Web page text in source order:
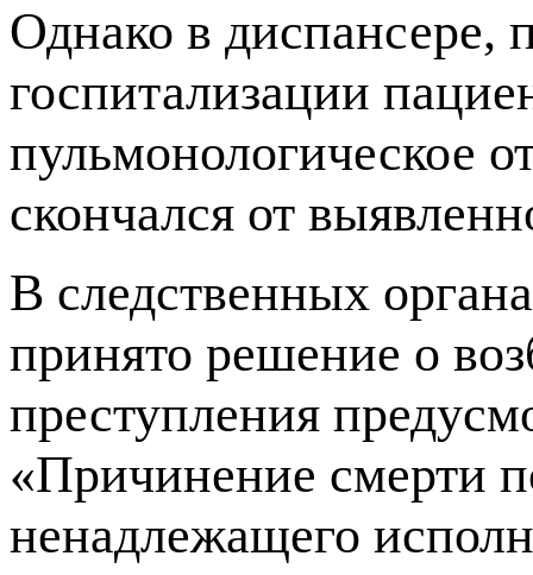
Однако в
госпитализации
пульмонологическое
скончался от
В следственных
принято решение о
преступления
«Причинение смерти
ненадлежащего